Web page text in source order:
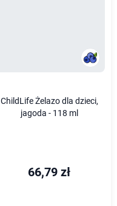
ChildLife Żelazo dla dzieci,
jagoda - 118 ml
66,79 zł